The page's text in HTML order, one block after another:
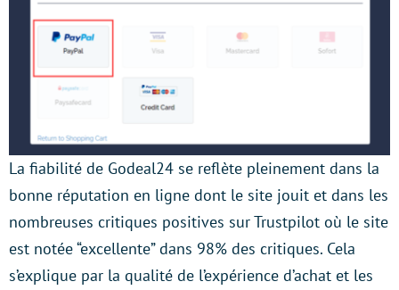
La fiabilité de Godeal24 se reflète pleinement dans la
bonne réputation en ligne dont le site jouit et dans les
nombreuses critiques positives sur Trustpilot où le site
est notée “excellente” dans 98% des critiques. Cela
s’explique par la qualité de l’expérience d’achat et les